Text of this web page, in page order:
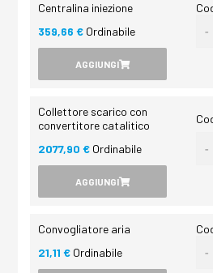
Centralina iniezione
359,66 € Ordinabile
AGGIUNGI
Collettore scarico con
convertitore catalitico
2077,90 € Ordinabile
AGGIUNGI
Convogliatore aria
21,11 € Ordinabile